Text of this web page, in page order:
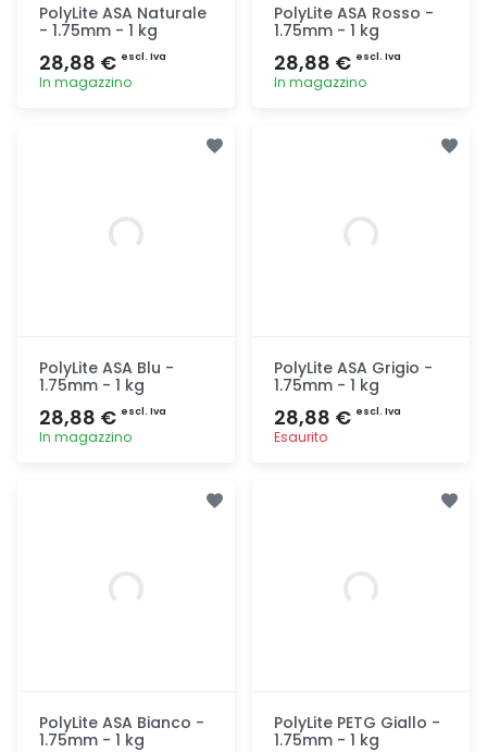
PolyLite ASA Naturale
- 1.75mm - 1 kg
28,88 € escl. Iva
In magazzino
PolyLite ASA Rosso -
1.75mm - 1 kg
28,88 € escl. Iva
In magazzino
PolyLite ASA Blu -
1.75mm - 1 kg
28,88 € escl. Iva
In magazzino
PolyLite ASA Grigio -
1.75mm - 1 kg
28,88 € escl. Iva
Esaurito
PolyLite ASA Bianco -
1.75mm - 1 kg
PolyLite PETG Giallo -
1.75mm - 1 kg